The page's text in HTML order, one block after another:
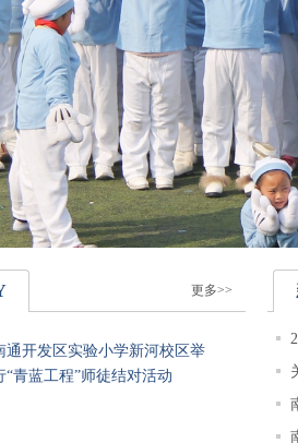
更多>>
通开发区实验小学新河校区举
“青蓝工程”师徒结对活动